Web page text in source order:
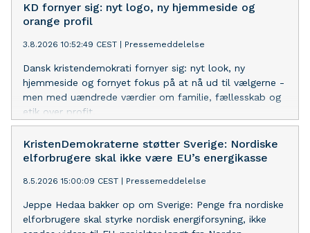
KD fornyer sig: nyt logo, ny hjemmeside og
orange profil
3.8.2026 10:52:49 CEST Pressemeddelelse
Dansk kristendemokrati fornyer sig: nyt look, ny
hjemmeside og fornyet fokus på at nå ud til vælgerne -
men med uændrede værdier om familie, fællesskab og
etik over profit.
KristenDemokraterne støtter Sverige: Nordiske
elforbrugere skal ikke være EU’s energikasse
8.5.2026 15:00:09 CEST Pressemeddelelse
Jeppe Hedaa bakker op om Sverige: Penge fra nordiske
elforbrugere skal styrke nordisk energiforsyning, ikke